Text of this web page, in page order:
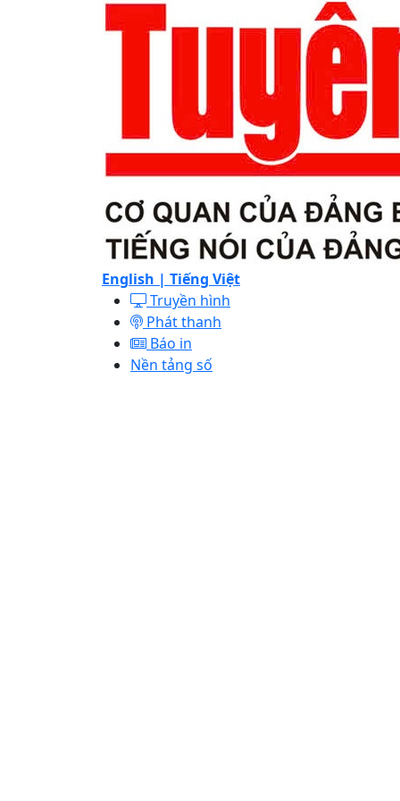
English | Tiếng Việt
Truyền hình
Phát thanh
Báo in
Nền tảng số